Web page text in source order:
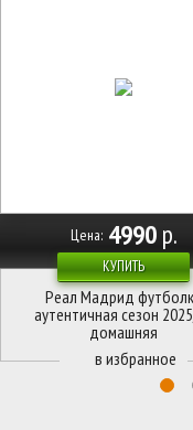
КУПИТЬ
Цена: 4990р.
Реал Мадрид
аутентичная сезон
домашняя